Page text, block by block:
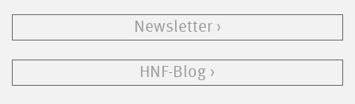
Newsletter
HNF-Blog